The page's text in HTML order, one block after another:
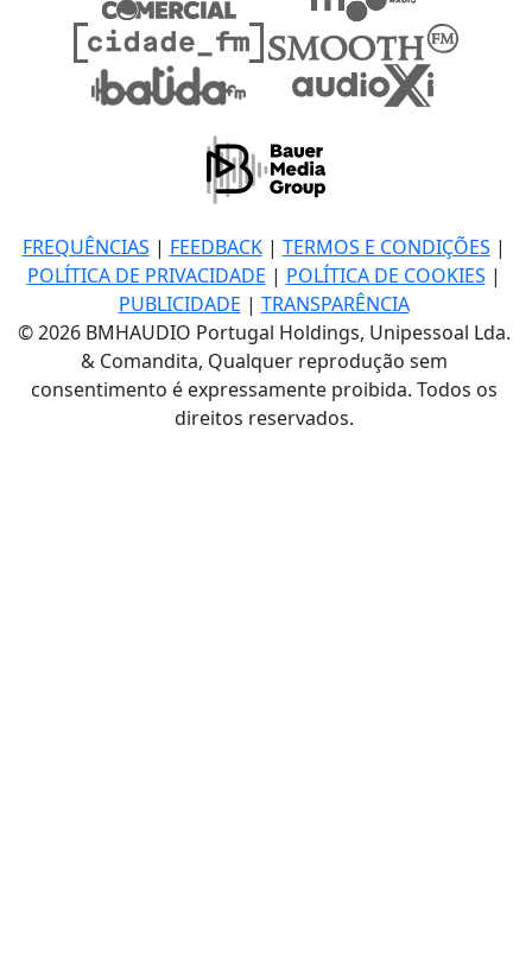
FREQUÊNCIAS | FEEDBACK| TERMOS E CONDIÇÕES |
POLÍTICA DE PRIVACIDADE | POLÍTICA DE COOKIES |
PUBLICIDADE | TRANSPARÊNCIA
© 2026 BMHAUDIO Portugal Holdings, Unipessoal Lda.
& Comandita, Qualquer reprodução sem
consentimento é expressamente proibida. Todos os
direitos reservados.